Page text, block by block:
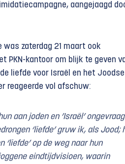
aangejaagd
was zaterdag 21 maart ook
PKN-kantoor om blijk te geven
liefde voor Israël en het Joodse
reageerde vol afschuw:
aan joden en ’Israël’
‘liefde’ gruw ik, als Jood;
‘liefde’ op de weg naar hun
eindtijdvisioen, waarin